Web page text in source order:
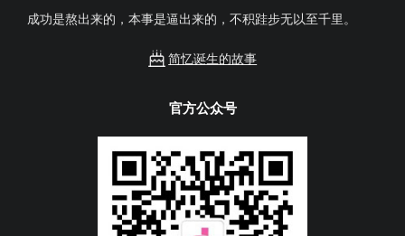
成功是熬出来的，本事是逼出来的，不积跬步无以至千里。
简忆诞生的故事
官方公众号